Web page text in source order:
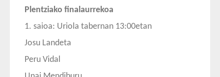
Plentziako finalaurrekoa
1. saioa: Uriola tabernan 13:00etan
Josu Landeta
Peru Vidal